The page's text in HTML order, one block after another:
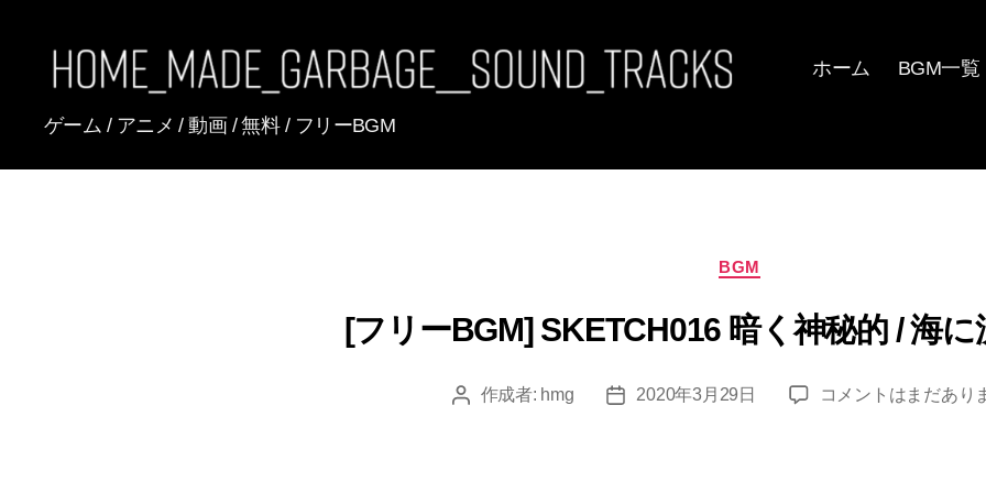
[FREE
BGM]
ゲーム / アニメ / 動画 / 無料 / フリーBGM
ホーム BGM一覧
カ
テ
リ
BGM
[フリーBGM] SKETCH016 暗く神秘的 / 海
投 作成者: hmg
投
2020年3月29日
[フ
コメントはまだあり